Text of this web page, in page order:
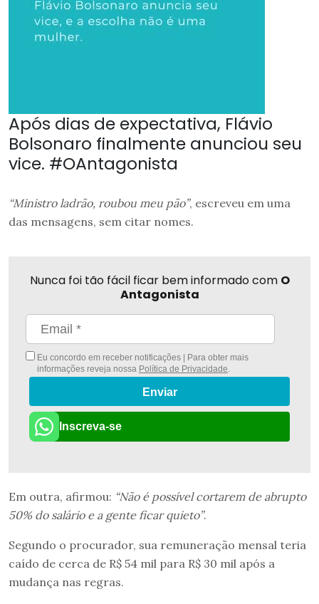
Após dias de expectativa, Flávio
Bolsonaro finalmente anunciou seu
vice. #OAntagonista
“Ministro ladrão, roubou meu pão”, escreveu em uma
das mensagens, sem citar nomes.
Nunca foi tão fácil ficar bem informado com O
Antagonista
Eu concordo em receber notificações | Para obter mais
informações reveja nossa Política de Privacidade.
Enviar
Inscreva-se
Em outra, afirmou: “Não é possível cortarem de abrupto
50% do salário e a gente ficar quieto”.
Segundo o procurador, sua remuneração mensal teria
caído de cerca de R$ 54 mil para R$ 30 mil após a
mudança nas regras.